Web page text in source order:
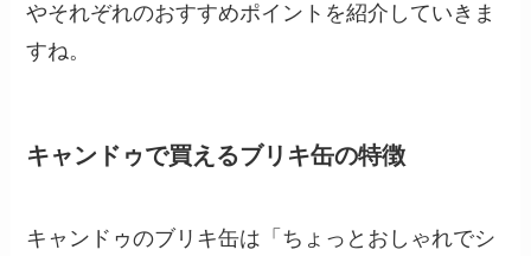
やそれぞれのおすすめポイントを紹介していきま
すね。
キャンドゥで買えるブリキ缶の特徴
キャンドゥのブリキ缶は「ちょっとおしゃれでシ